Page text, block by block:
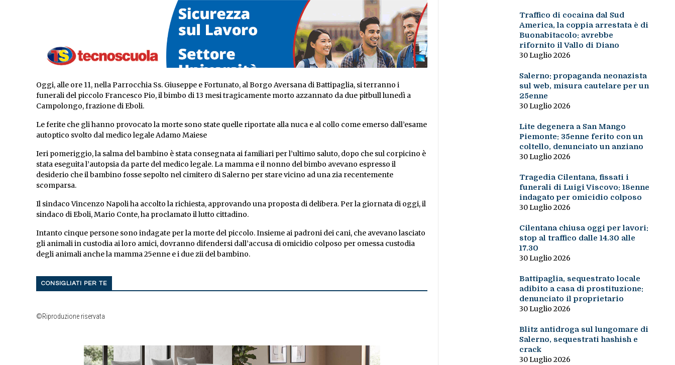
Oggi, alle ore 11, nella Parrocchia Ss. Giuseppe e Fortunato, al Borgo Aversana di Battipaglia, si terranno i
funerali del piccolo Francesco Pio, il bimbo di 13 mesi tragicamente morto azzannato da due pitbull lunedì a
Campolongo, frazione di Eboli.
Le ferite che gli hanno provocato la morte sono state quelle riportate alla nuca e al collo come emerso dall’esame
autoptico svolto dal medico legale Adamo Maiese
Ieri pomeriggio, la salma del bambino è stata consegnata ai familiari per l’ultimo saluto, dopo che sul corpicino è
stata eseguita l’autopsia da parte del medico legale. La mamma e il nonno del bimbo avevano espresso il
desiderio che il bambino fosse sepolto nel cimitero di Salerno per stare vicino ad una zia recentemente
scomparsa.
Il sindaco Vincenzo Napoli ha accolto la richiesta, approvando una proposta di delibera. Per la giornata di oggi, il
sindaco di Eboli, Mario Conte, ha proclamato il lutto cittadino.
Intanto cinque persone sono indagate per la morte del piccolo. Insieme ai padroni dei cani, che avevano lasciato
gli animali in custodia ai loro amici, dovranno difendersi dall’accusa di omicidio colposo per omessa custodia
degli animali anche la mamma 25enne e i due zii del bambino.
CONSIGLIATI PER TE
©Riproduzione riservata
Traffico di cocaina dal Sud
America, la coppia arrestata è di
Buonabitacolo: avrebbe
rifornito il Vallo di Diano
30 Luglio 2026
Salerno: propaganda neonazista
sul web, misura cautelare per un
25enne
30 Luglio 2026
Lite degenera a San Mango
Piemonte: 35enne ferito con un
coltello, denunciato un anziano
30 Luglio 2026
Tragedia Cilentana, fissati i
funerali di Luigi Viscovo: 18enne
indagato per omicidio colposo
30 Luglio 2026
Cilentana chiusa oggi per lavori:
stop al traffico dalle 14.30 alle
17.30
30 Luglio 2026
Battipaglia, sequestrato locale
adibito a casa di prostituzione:
denunciato il proprietario
30 Luglio 2026
Blitz antidroga sul lungomare di
Salerno, sequestrati hashish e
crack
30 Luglio 2026